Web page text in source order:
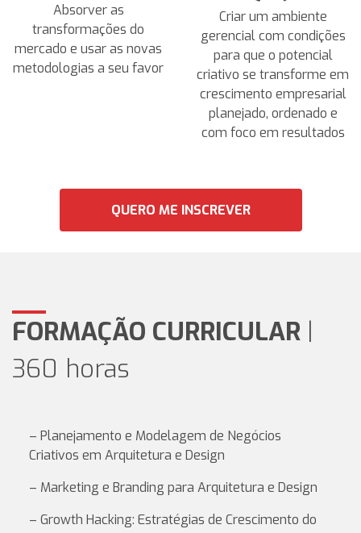
Absorver as
transformações do
mercado e usar as novas
metodologias a seu favor
Criar um ambiente
gerencial com condições
para que o potencial
criativo se transforme em
crescimento empresarial
planejado, ordenado e
com foco em resultados
QUERO ME INSCREVER
FORMAÇÃO CURRICULAR |
360 horas
– Planejamento e Modelagem de Negócios
Criativos em Arquitetura e Design
– Marketing e Branding para Arquitetura e Design
– Growth Hacking: Estratégias de Crescimento do